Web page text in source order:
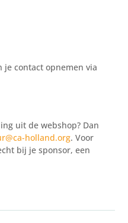
contact opnemen via
uit de webshop? Dan
holland.org. Voor
bij je sponsor, een